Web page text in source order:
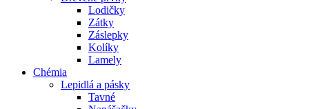
Lodičky
Zátky
Záslepky
Kolíky
Lamely
Chémia
Lepidlá a pásky
Tavné